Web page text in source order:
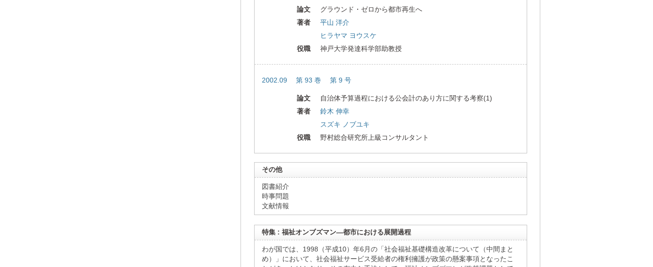
論文
グラウンド・ゼロから都市再生へ
著者
平山 洋介
ヒラヤマ ヨウスケ
役職
神戸大学発達科学部助教授
2002.09 第 93 巻 第 9 号
論文
自治体予算過程における公会計のあり方に関する考察(1)
著者
鈴木 伸幸
スズキ ノブユキ
役職
野村総合研究所上級コンサルタント
その他
図書紹介
時事問題
文献情報
特集 : 福祉オンブズマン―都市における展開過程
わが国では、1998（平成10）年6月の「社会福祉基礎構造改革について（中間まと
め）」において、社会福祉サービス受給者の権利擁護が政策の懸案事項となったこ